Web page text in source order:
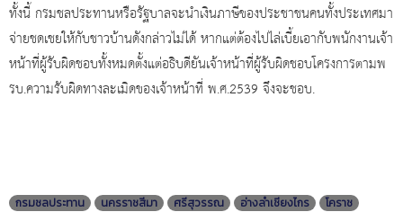
ทั้งนี้ กรมชลประทานหรือรัฐบาลจะนำเงินภาษีของประชาชนคนทั้งประเทศมา
จ่ายชดเชยให้กับชาวบ้านดังกล่าวไม่ได้ หากแต่ต้องไปไล่เบี้ยเอากับพนักงานเจ้า
หน้าที่ผู้รับผิดชอบทั้งหมดตั้งแต่อธิบดียันเจ้าหน้าที่ผู้รับผิดชอบโครงการตามพ
รบ.ความรับผิดทางละเมิดของเจ้าหน้าที่ พ.ศ.2539 จึงจะชอบ.
กรมชลประทาน นครราชสีมา ศรีสุวรรณ อ่างลำเชียงไกร โคราช